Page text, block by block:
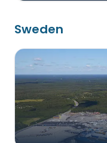
Sweden